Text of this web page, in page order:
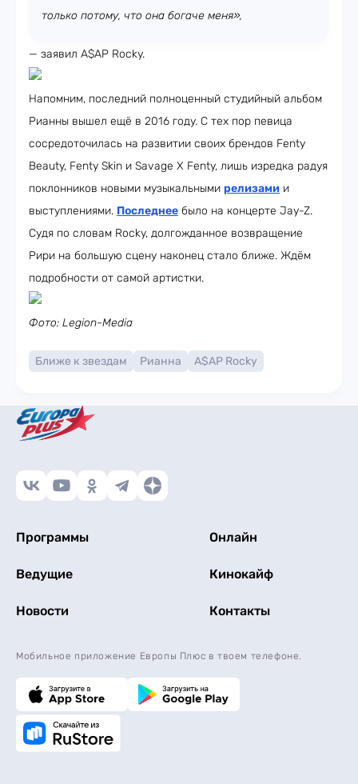
только потому, что она богаче меня»,
— заявил A$AP Rocky.
Напомним, последний полноценный студийный альбом
Рианны вышел ещё в 2016 году. С тех пор певица
сосредоточилась на развитии своих брендов Fenty
Beauty, Fenty Skin и Savage X Fenty, лишь изредка радуя
поклонников новыми музыкальными релизами и
выступлениями. Последнее было на концерте Jay-Z.
Судя по словам Rocky, долгожданное возвращение
Рири на большую сцену наконец стало ближе. Ждём
подробности от самой артистки.
Фото: Legion-Media
Ближе к звездам Рианна A$AP Rocky
Программы Онлайн
Ведущие Кинокайф
Новости Контакты
Мобильное приложение Европы Плюс в твоем телефоне.